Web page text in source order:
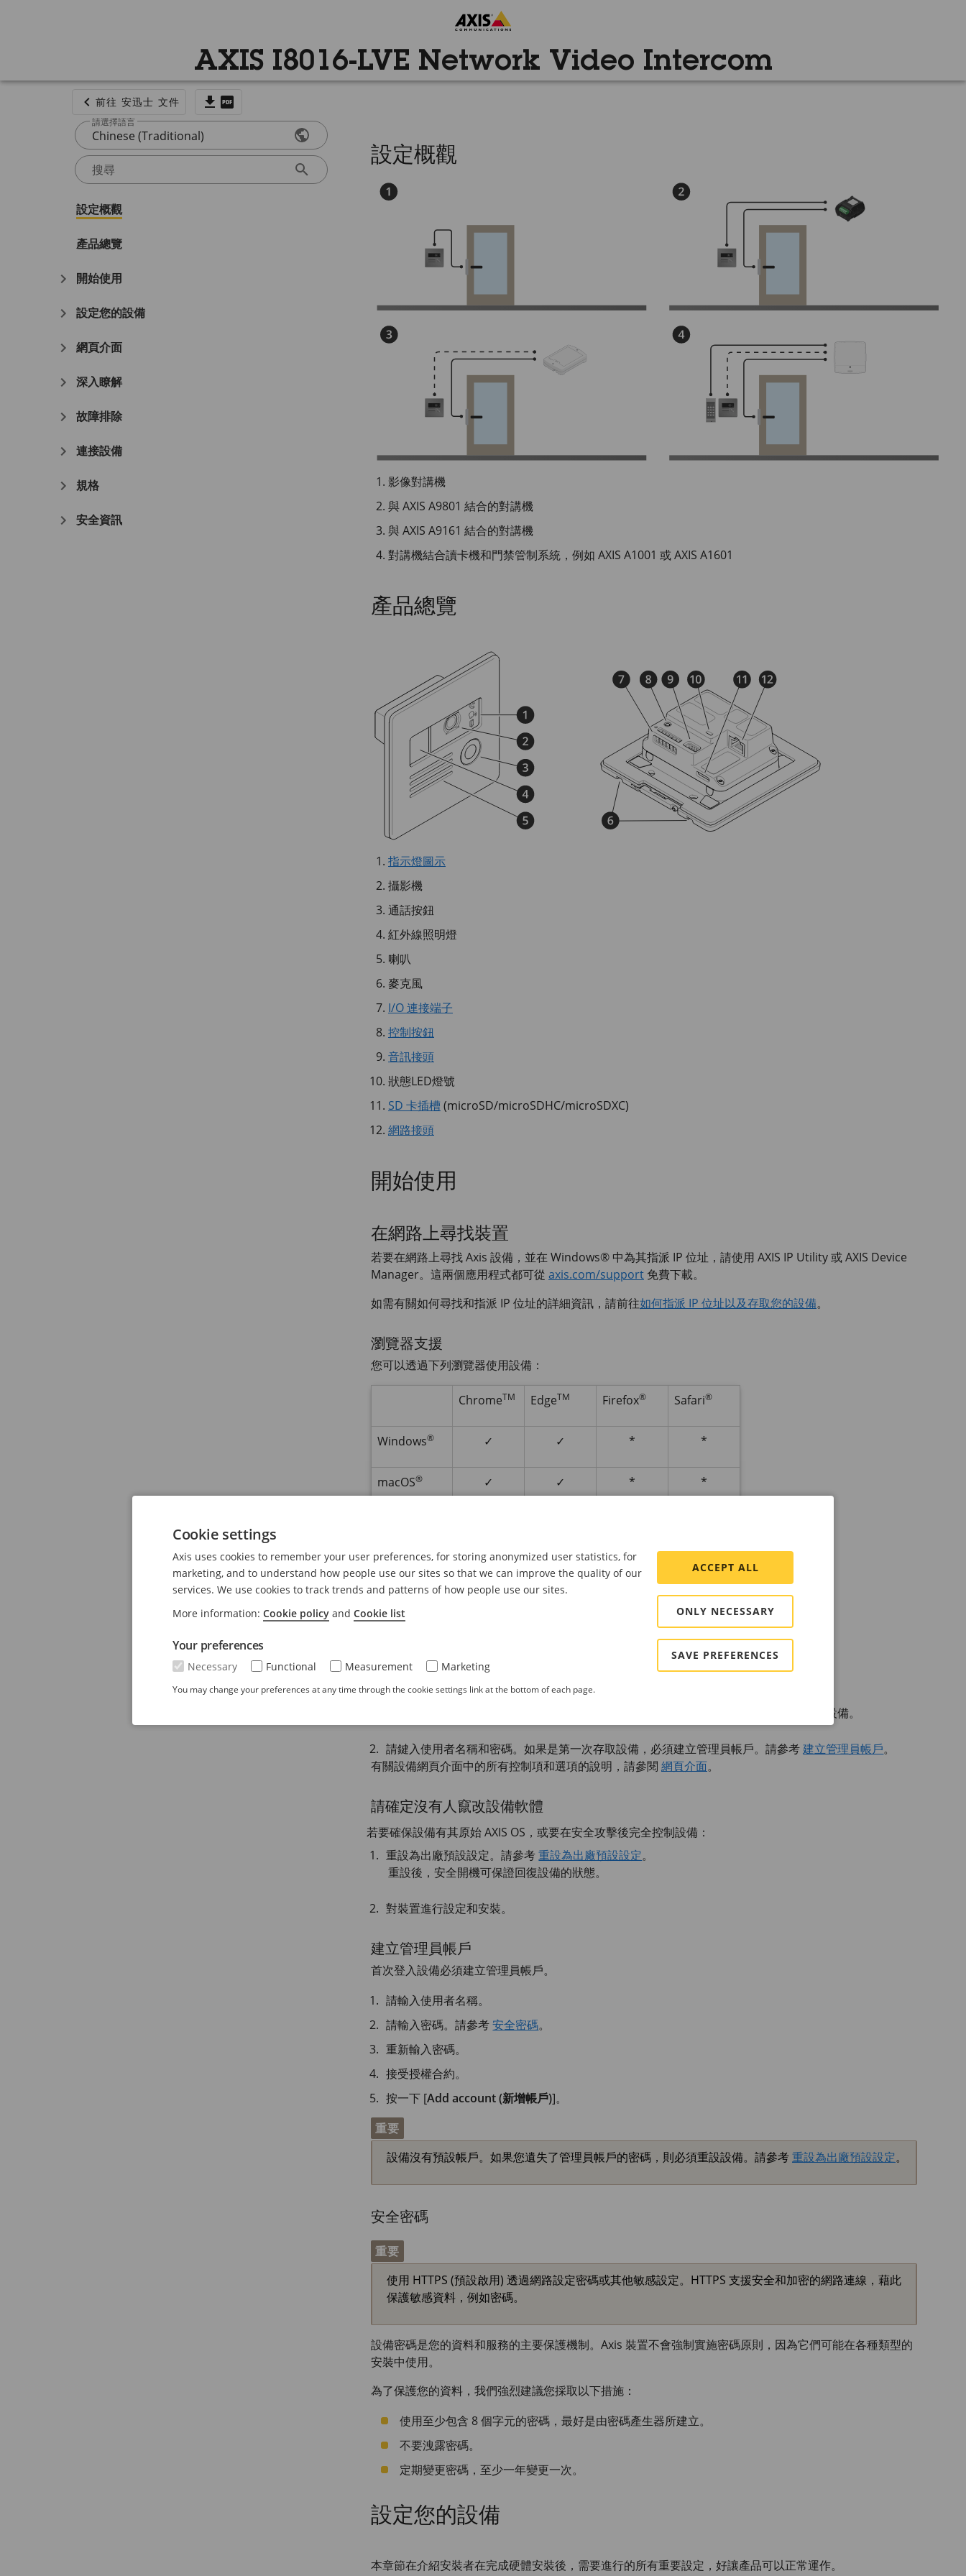
AXIS I8016-LVE Network Video Intercom
前往 安迅士 文件
請選擇語言
Chinese (Traditional)
搜尋
設定概觀
產品總覽
開始使用
設定您的設備
網頁介面
深入瞭解
故障排除
連接設備
規格
安全資訊
設定概觀
影像對講機
與 AXIS A9801 結合的對講機
與 AXIS A9161 結合的對講機
對講機結合讀卡機和門禁管制系統，例如 AXIS A1001 或 AXIS A1601
產品總覽
指示燈圖示
攝影機
通話按鈕
紅外線照明燈
喇叭
麥克風
I/O 連接端子
控制按鈕
音訊接頭
狀態LED燈號
SD 卡插槽 (microSD/microSDHC/microSDXC)
網路接頭
開始使用
在網路上尋找裝置
若要在網路上尋找 Axis 設備，並在 Windows® 中為其指派 IP 位址，請使用 AXIS IP Utility 或AXIS Device
Manager。這兩個應用程式都可從 axis.com/support 免費下載。
如需有關如何尋找和指派 IP 位址的詳細資訊，請前往如何指派 IP 位址以及存取您的設備。
瀏覽器支援
您可以透過下列瀏覽器使用設備：
ChromeTM EdgeTM Firefox® Safari®
Windows® ✓ ✓ * *
macOS® ✓ ✓ * *
其他作業系統 * * * *
✓：建議
開啟設備的網頁介面
開啟瀏覽器，然後輸入 Axis 設備的 IP位址或主機名稱。
Manager，在網路上尋找設備。
請鍵入使用者名稱和密碼。如果是第一次存取設備，必須建立管理員帳戶。請參考建立管理員帳戶。
有關設備網頁介面中的所有控制項和選項的說明，請參閱 網頁介面。
請確定沒有人竄改設備軟體
若要確保設備有其原始 AXIS OS，或要在安全攻擊後完全控制設備：
重設為出廠預設設定。請參考重設為出廠預設設定。
重設後，安全開機可保證回復設備的狀態。
對裝置進行設定和安裝。
建立管理員帳戶
首次登入設備必須建立管理員帳戶。
請輸入使用者名稱。
請輸入密碼。請參考安全密碼。
重新輸入密碼。
接受授權合約。
按一下 [Add account (新增帳戶)]。
重要
設備沒有預設帳戶。如果您遺失了管理員帳戶的密碼，則必須重設設備。請參考重設為出廠預設設定。
安全密碼
重要
使用 HTTPS (預設啟用) 透過網路設定密碼或其他敏感設定。HTTPS 支援安全和加密的網路連線，藉此
保護敏感資料，例如密碼。
設備密碼是您的資料和服務的主要保護機制。Axis 裝置不會強制實施密碼原則，因為它們可能在各種類型的
安裝中使用。
為了保護您的資料，我們強烈建議您採取以下措施：
使用至少包含 8 個字元的密碼，最好是由密碼產生器所建立。
不要洩露密碼。
定期變更密碼，至少一年變更一次。
設定您的設備
本章節在介紹安裝者在完成硬體安裝後，需要進行的所有重要設定，好讓產品可以正常運作。
Cookie settings
Axis uses cookies to remember your user preferences, for storing anonymized user statistics, for
marketing, and to understand how people use our sites so that we can improve the quality of our
services. We use cookies to track trends and patterns of how people use our sites.
More information: Cookie policy and Cookie list
Your preferences
Necessary Functional Measurement Marketing
You may change your preferences at any time through the cookie settings link at the bottom of each page.
ACCEPT ALL
ONLY NECESSARY
SAVE PREFERENCES